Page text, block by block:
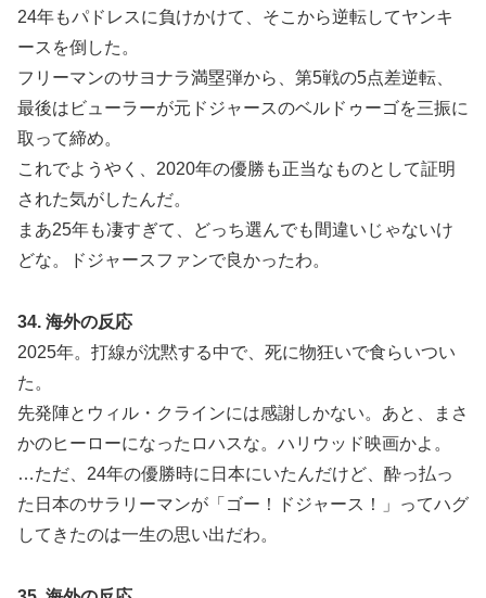
24年もパドレスに負けかけて、そこから逆転してヤンキ
ースを倒した。
フリーマンのサヨナラ満塁弾から、第5戦の5点差逆転、
最後はビューラーが元ドジャースのベルドゥーゴを三振に
取って締め。
これでようやく、2020年の優勝も正当なものとして証明
された気がしたんだ。
まあ25年も凄すぎて、どっち選んでも間違いじゃないけ
どな。ドジャースファンで良かったわ。
34. 海外の反応
2025年。打線が沈黙する中で、死に物狂いで食らいつい
た。
先発陣とウィル・クラインには感謝しかない。あと、まさ
かのヒーローになったロハスな。ハリウッド映画かよ。
…ただ、24年の優勝時に日本にいたんだけど、酔っ払っ
た日本のサラリーマンが「ゴー！ドジャース！」ってハグ
してきたのは一生の思い出だわ。